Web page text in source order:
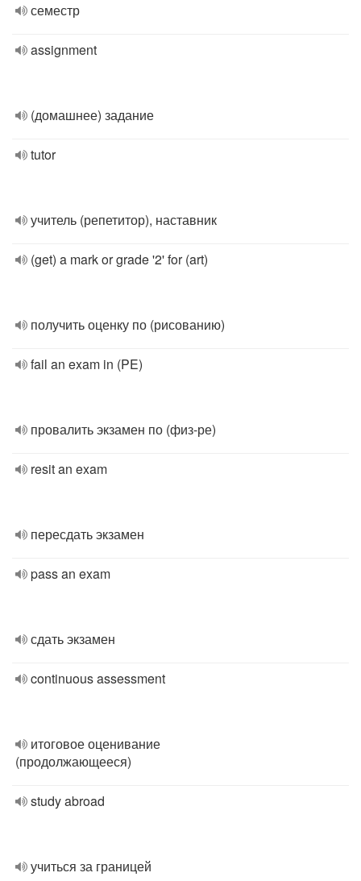
семестр
assignment
(домашнее) задание
tutor
учитель (репетитор), наставник
(get) a mark or grade '2' for (art)
получить оценку по (рисованию)
fail an exam in (PE)
провалить экзамен по (физ-ре)
resit an exam
пересдать экзамен
pass an exam
сдать экзамен
continuous assessment
итоговое оценивание
(продолжающееся)
study abroad
учиться за границей